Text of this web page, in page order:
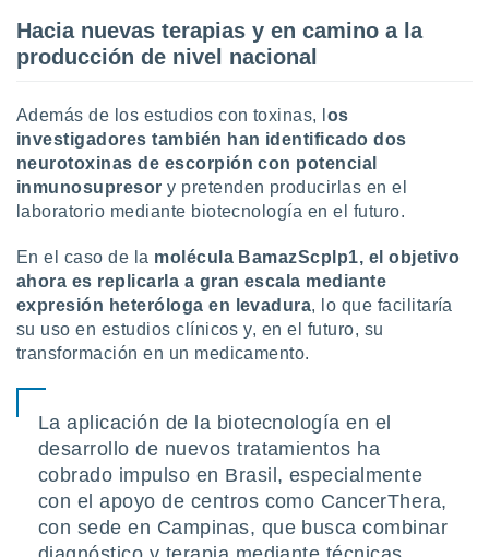
Hacia nuevas terapias y en camino a la
producción de nivel nacional
Además de los estudios con toxinas, l os
investigadores también han identificado dos
neurotoxinas de escorpión con potencial
inmunosupresory pretenden producirlas en el
laboratorio mediante biotecnología en el futuro.
En el caso de la molécula BamazScplp1, el objetivo
ahora es replicarla a gran escala mediante
expresión heteróloga en levadura, lo que facilitaría
su uso en estudios clínicos y, en el futuro, su
transformación en un medicamento.
La aplicación de la biotecnología en el
desarrollo de nuevos tratamientos ha
cobrado impulso en Brasil, especialmente
con el apoyo de centros como CancerThera,
con sede en Campinas, que busca combinar